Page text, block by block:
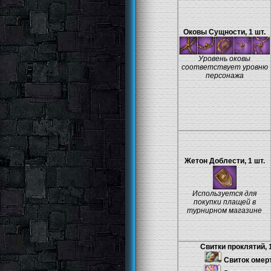
Оковы Сущности, 1 шт.
Уровень оковы
соответствует уровню
персонажа
Жетон Доблести, 1 шт.
Используется для
покупки плащей в
турнирном магазине
Свитки проклятий,
Свиток